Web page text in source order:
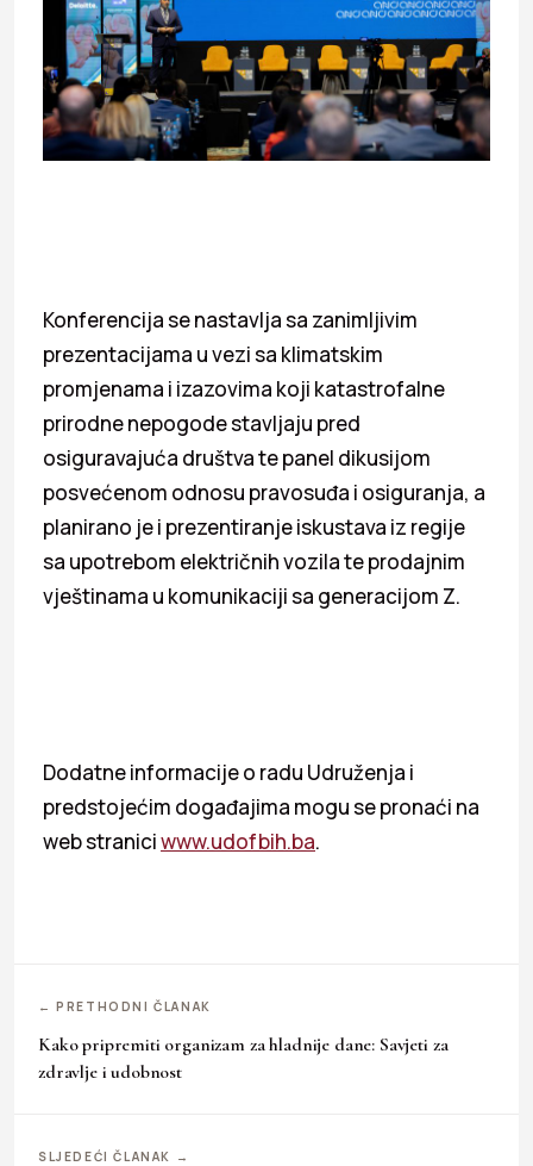
Konferencija se nastavlja sa zanimljivim
prezentacijama u vezi sa klimatskim
promjenama i izazovima koji katastrofalne
prirodne nepogode stavljaju pred
osiguravajuća društva te panel dikusijom
posvećenom odnosu pravosuđa i osiguranja, a
planirano je i prezentiranje iskustava iz regije
sa upotrebom električnih vozila te prodajnim
vještinama u komunikaciji sa generacijom Z.
Dodatne informacije o radu Udruženja i
predstojećim događajima mogu se pronaći na
web straniciwww.udofbih.ba.
← PRETHODNI ČLANAK
Kako pripremiti organizam za hladnije dane: Savjeti za
zdravlje i udobnost
SLJEDEĆI ČLANAK →